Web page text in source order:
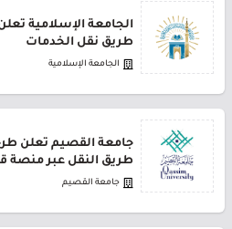
الجامعة الإسلامية
طريق نقل الخدمات
الجامعة الإسلامية
طريق النقل عبر منصة
جامعة القصيم